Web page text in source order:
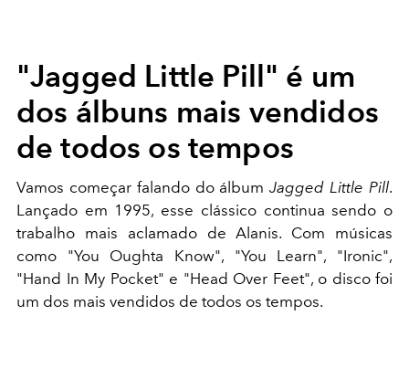
"Jagged Little Pill" é um
dos álbuns mais vendidos
de todos os tempos
Vamos começar falando do álbumJagged Little Pill.
Lançado em 1995, esse clássico continua sendo o
trabalho mais aclamado de Alanis. Com músicas
como "You Oughta Know", "You Learn", "Ironic",
"Hand In My Pocket" e "Head Over Feet", o disco foi
um dos mais vendidos de todos os tempos.